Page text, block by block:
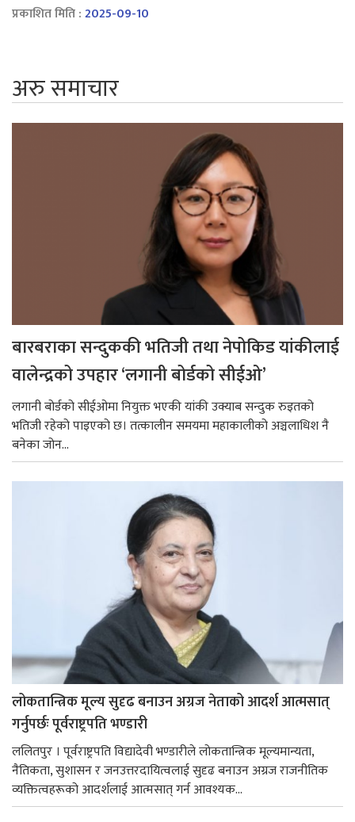
प्रकाशित मिति :2025-09-10
अरु समाचार
बारबराका सन्दुककी भतिजी तथा नेपोकिड यांकीलाई
वालेन्द्रको उपहार ‘लगानी बोर्डको सीईओ’
लगानी बोर्डको सीईओमा नियुक्त भएकी यांकी उक्याब सन्दुक रुइतको
भतिजी रहेको पाइएको छ। तत्कालीन समयमा महाकालीको अञ्चलाधिश नै
बनेका जोन...
लोकतान्त्रिक मूल्य सुदृढ बनाउन अग्रज नेताको आदर्श आत्मसात्
गर्नुपर्छः पूर्वराष्ट्रपति भण्डारी
ललितपुर । पूर्वराष्ट्रपति विद्यादेवी भण्डारीले लोकतान्त्रिक मूल्यमान्यता,
नैतिकता, सुशासन र जनउत्तरदायित्वलाई सुदृढ बनाउन अग्रज राजनीतिक
व्यक्तित्वहरूको आदर्शलाई आत्मसात् गर्न आवश्यक...